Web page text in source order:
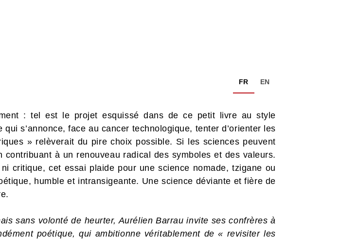
FR EN
: tel est le projet esquissé dans de ce petit livre au style
s’annonce, face au cancer technologique, tenter d’orienter les
» relèverait du pire choix possible. Si les sciences peuvent
à un renouveau radical des symboles et des valeurs.
critique, cet essai plaide pour une science nomade, tzigane ou
humble et intransigeante. Une science déviante et fière de
sans volonté de heurter, Aurélien Barrau invite ses confrères à
poétique, qui ambitionne véritablement de « revisiter les